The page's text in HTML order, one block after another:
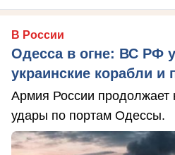
В России
Одесса в огне: ВС РФ
украинские корабли и
Армия России продолжает
удары по портам Одессы.